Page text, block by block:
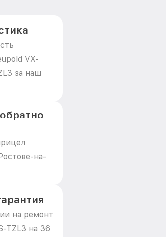
VX-
за наш
на-
на ремонт
TZL3 на 36